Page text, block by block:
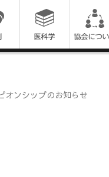
ンシップのお知らせ